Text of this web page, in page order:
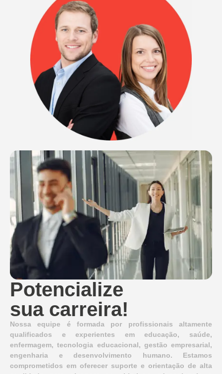
Potencialize
sua carreira!
Nossa equipe é formada por profissionais altamente
qualificados e experientes em educação, saúde,
enfermagem, tecnologia educacional, gestão empresarial,
engenharia e desenvolvimento humano. Estamos
comprometidos em oferecer suporte e orientação de alta